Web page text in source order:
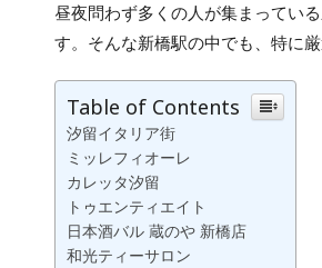
昼夜問わず多くの人が集まってい
す。そんな新橋駅の中でも、特に
Table of Contents
汐留イタリア街
ミッレフィオーレ
カレッタ汐留
トゥエンティエイト
日本酒バル 蔵のや 新橋店
和光ティーサロン